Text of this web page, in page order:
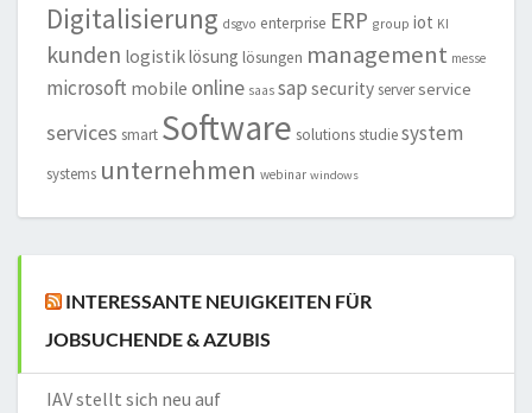
Digitalisierung dsgvo enterprise ERP group iot KI
kunden logistiklösung lösungen management messe
microsoft mobile online saas sap security serverservice
services smart Software solutions studiesystem
systems unternehmen webinar windows
INTERESSANTE NEUIGKEITEN FÜR
JOBSUCHENDE & AZUBIS
IAV stellt sich neu auf